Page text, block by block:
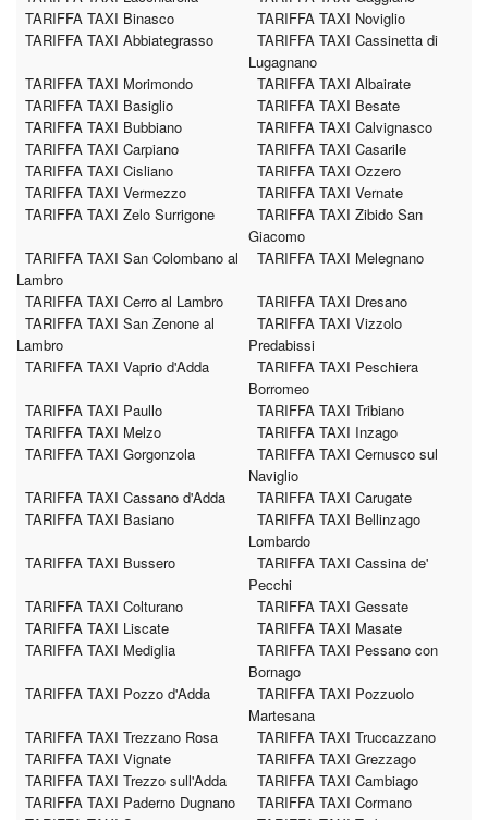
TARIFFA TAXI Binasco
TARIFFA TAXI Noviglio
TARIFFA TAXI Abbiategrasso
TARIFFA TAXI Cassinetta di
Lugagnano
TARIFFA TAXI Morimondo
TARIFFA TAXI Albairate
TARIFFA TAXI Basiglio
TARIFFA TAXI Besate
TARIFFA TAXI Bubbiano
TARIFFA TAXI Calvignasco
TARIFFA TAXI Carpiano
TARIFFA TAXI Casarile
TARIFFA TAXI Cisliano
TARIFFA TAXI Ozzero
TARIFFA TAXI Vermezzo
TARIFFA TAXI Vernate
TARIFFA TAXI Zelo Surrigone
TARIFFA TAXI Zibido San
Giacomo
TARIFFA TAXI San Colombano al
Lambro
TARIFFA TAXI Melegnano
TARIFFA TAXI Cerro al Lambro
TARIFFA TAXI Dresano
TARIFFA TAXI San Zenone al
Lambro
TARIFFA TAXI Vizzolo
Predabissi
TARIFFA TAXI Vaprio d'Adda
TARIFFA TAXI Peschiera
Borromeo
TARIFFA TAXI Paullo
TARIFFA TAXI Tribiano
TARIFFA TAXI Melzo
TARIFFA TAXI Inzago
TARIFFA TAXI Gorgonzola
TARIFFA TAXI Cernusco sul
Naviglio
TARIFFA TAXI Cassano d'Adda
TARIFFA TAXI Carugate
TARIFFA TAXI Basiano
TARIFFA TAXI Bellinzago
Lombardo
TARIFFA TAXI Bussero
TARIFFA TAXI Cassina de'
Pecchi
TARIFFA TAXI Colturano
TARIFFA TAXI Gessate
TARIFFA TAXI Liscate
TARIFFA TAXI Masate
TARIFFA TAXI Mediglia
TARIFFA TAXI Pessano con
Bornago
TARIFFA TAXI Pozzo d'Adda
TARIFFA TAXI Pozzuolo
Martesana
TARIFFA TAXI Trezzano Rosa
TARIFFA TAXI Truccazzano
TARIFFA TAXI Vignate
TARIFFA TAXI Grezzago
TARIFFA TAXI Trezzo sull'Adda
TARIFFA TAXI Cambiago
TARIFFA TAXI Paderno Dugnano
TARIFFA TAXI Cormano